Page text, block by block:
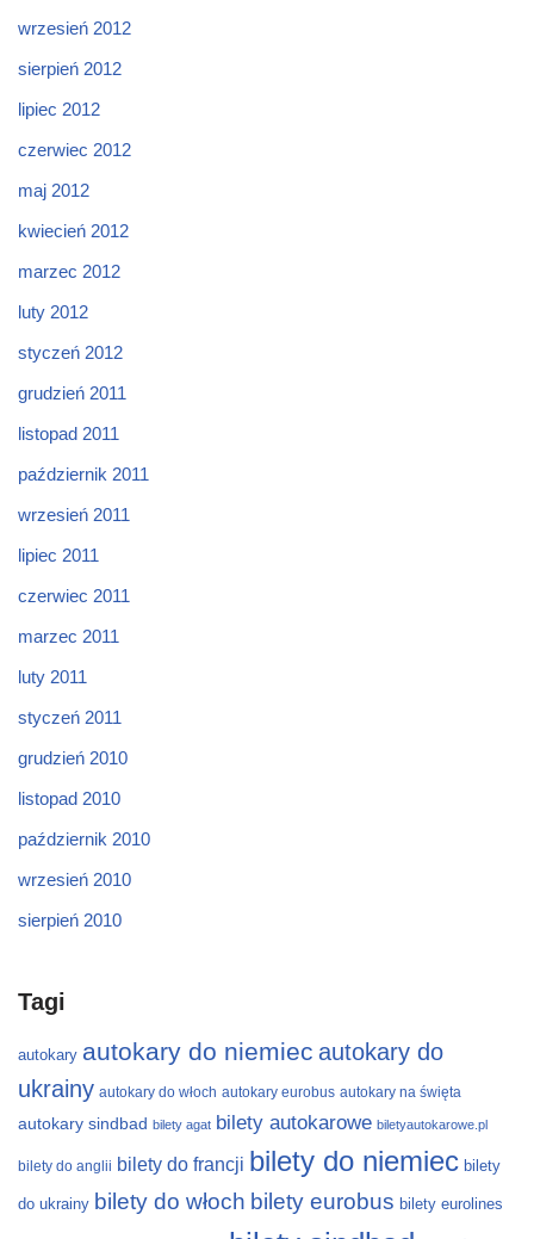
wrzesień 2012
sierpień 2012
lipiec 2012
czerwiec 2012
maj 2012
kwiecień 2012
marzec 2012
luty 2012
styczeń 2012
grudzień 2011
listopad 2011
październik 2011
wrzesień 2011
lipiec 2011
czerwiec 2011
marzec 2011
luty 2011
styczeń 2011
grudzień 2010
listopad 2010
październik 2010
wrzesień 2010
sierpień 2010
Tagi
autokary autokary do niemiec autokary do
ukrainy autokary do włoch autokary eurobus autokary na święta
autokary sindbad bilety agat bilety autokarowe biletyautokarowe.pl
bilety do anglii bilety do francji bilety do niemiec bilety
do ukrainy bilety do włoch bilety eurobus bilety eurolines